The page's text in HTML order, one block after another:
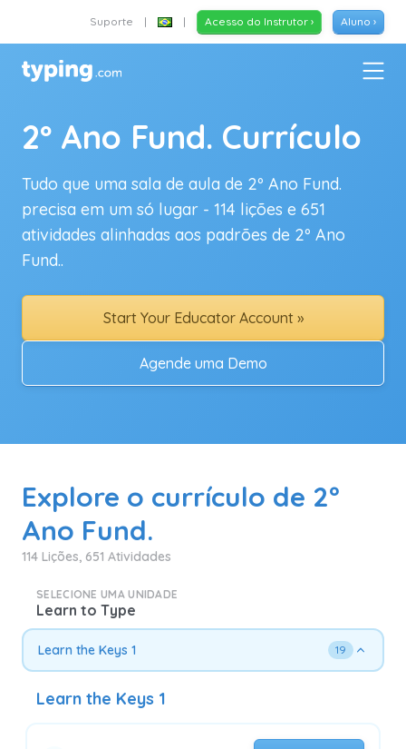
Suporte | | Acesso do Instrutor › Aluno ›
2º Ano Fund. Currículo
Tudo que uma sala de aula de 2º Ano Fund.
precisa em um só lugar - 114 lições e 651
atividades alinhadas aos padrões de 2º Ano
Fund..
Start Your Educator Account »
Agende uma Demo
Explore o currículo de 2º
Ano Fund.
114 Lições, 651 Atividades
SELECIONE UMA UNIDADE
Learn to Type
Learn the Keys 1 19
Learn the Keys 1